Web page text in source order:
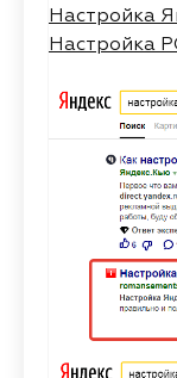
Настройка
Настройка